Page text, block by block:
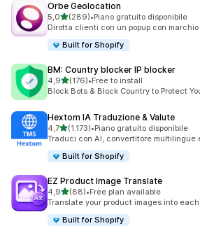
Orbe Geolocation
5,0stelle su 5
(289)
289 recensioni totali
•Piano gratuito disponibile
Dirotta clienti con un popup con
Built for Shopify
BM: Country blocker IP blocker
4,9stelle su 5
(176)
176 recensioni totali
•Free to install
Block Bots & Block Country to Protect
Hextom IA Traduzione & Valute
4,7stelle su 5
(1.173)
1173 recensioni totali
•Piano gratuito disponibile
Traduci con AI, convertitore multilingue
Built for Shopify
EZ Product Image Translate
4,9stelle su 5
(88)
88 recensioni totali
•Free plan available
Translate your product images into
Built for Shopify